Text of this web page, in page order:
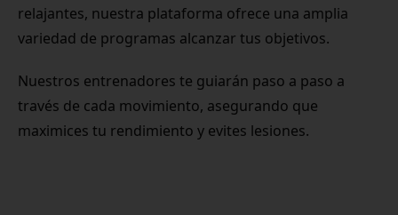
relajantes, nuestra plataforma ofrece una amplia
variedad de programas alcanzar tus objetivos.
Nuestros entrenadores te guiarán paso a paso a
través de cada movimiento, asegurando que
maximices tu rendimiento y evites lesiones.